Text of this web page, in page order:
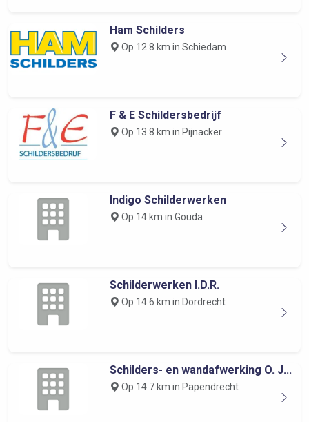
Ham Schilders
Op 12.8 km in Schiedam
F & E Schildersbedrijf
Op 13.8 km in Pijnacker
Indigo Schilderwerken
Op 14 km in Gouda
Schilderwerken I.D.R.
Op 14.6 km in Dordrecht
Schilders- en wandafwerking O. J...
Op 14.7 km in Papendrecht